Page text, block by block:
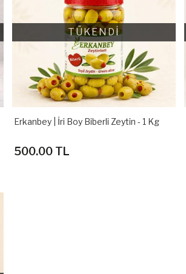
TÜKENDİ
Erkanbey | İri Boy Biberli Zeytin - 1 Kg
500.00 TL